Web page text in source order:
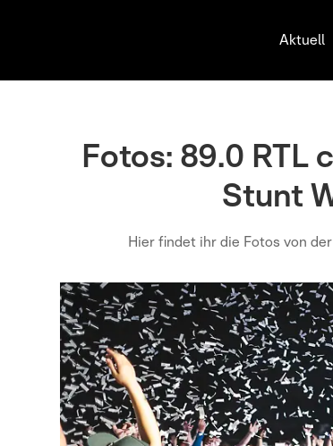
Aktuell
Fotos: 89.0 RTL
Stunt
Hier findet ihr die Fotos von